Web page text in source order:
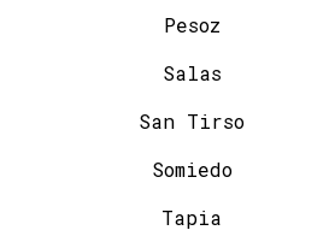
Pesoz
Salas
San Tirso
Somiedo
Tapia